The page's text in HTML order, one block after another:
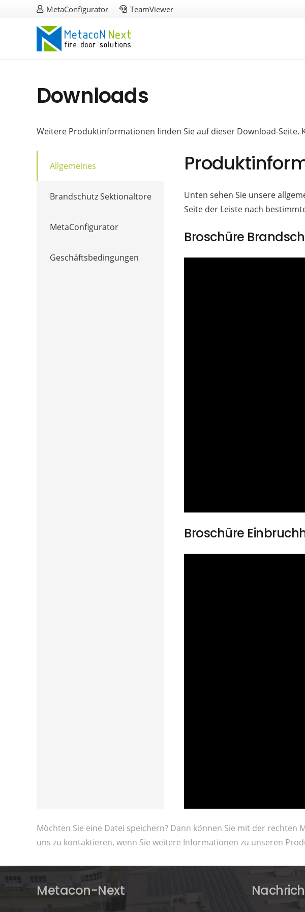
MetaConfigurator TeamViewer
Downloads
Weitere Produktinformationen finden Sie auf dieser Download-
Allgemeines
Brandschutz Sektionaltore
MetaConfigurator
Geschäftsbedingungen
Unten sehen Sie unsere
Seite der Leiste nach
Broschüre
Broschüre
Möchten Sie eine Datei speichern? Dann können Sie mit der rechten
uns zu kontaktieren, wenn Sie weitere Informationen zu unseren
Metacon-Next